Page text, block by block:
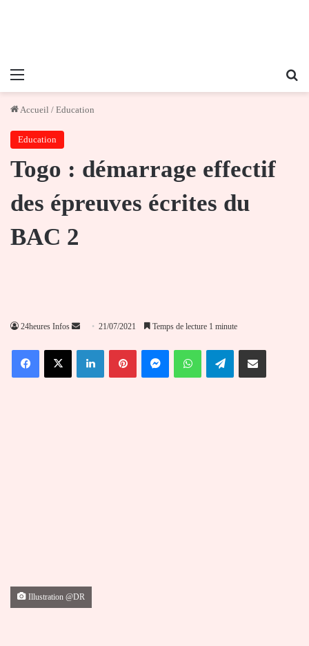
Menu
Accueil / Education
Education
Togo : démarrage effectif
des épreuves écrites du
BAC 2
24heures Infos
Envoyer
courriel
21/07/2021 Temps de lecture 1 minute
FacebookX LinkedinPinterestMessengerWhatsAppTelegramPartager par email
Illustration @DR